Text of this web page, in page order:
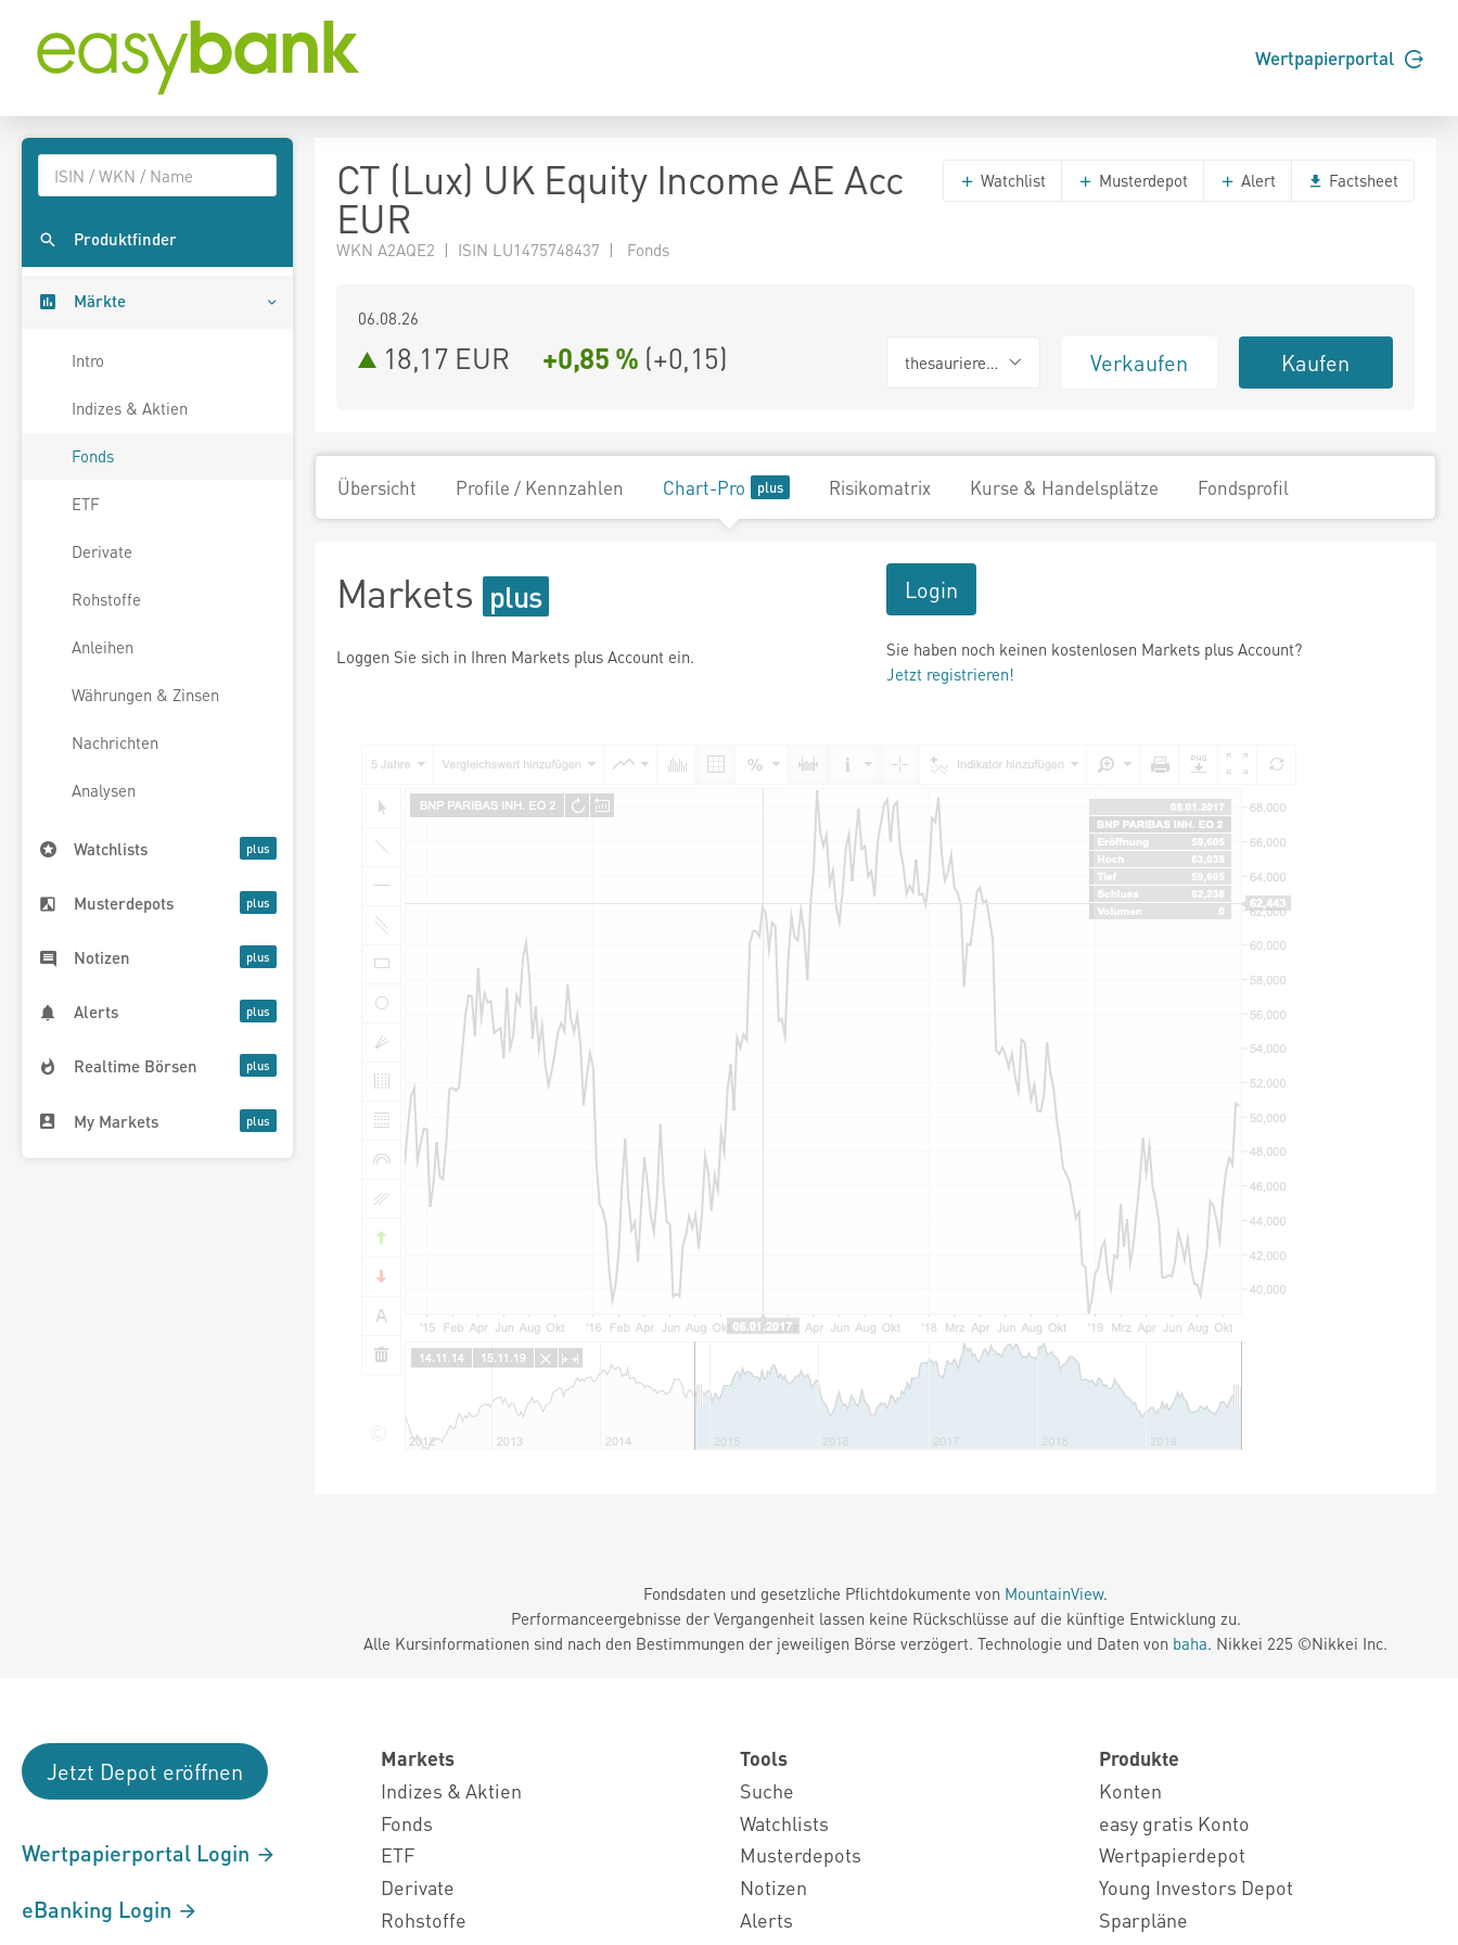
Wertpapierportal
Produktfinder
Märkte
Intro
Indizes & Aktien
Fonds
ETF
Derivate
Rohstoffe
Anleihen
Währungen & Zinsen
Nachrichten
Analysen
Watchlists
Musterdepots
Notizen
Alerts
Realtime Börsen
My Markets
CT (Lux) UK Equity Income AE Acc
EUR
WKN A2AQE2 | ISIN LU1475748437 | Fonds
Watchlist Musterdepot Alert Factsheet
06.08.26
18,17 EUR +0,85 % (+0,15) thesaurierend Verkaufen Kaufen
Übersicht Profile / Kennzahlen Chart-Pro Risikomatrix Kurse & Handelsplätze Fondsprofil
Markets
Loggen Sie sich in Ihren Markets plus Account ein.
Login
Sie haben noch keinen kostenlosen Markets plus Account?
Jetzt registrieren!
Fondsdaten und gesetzliche Pflichtdokumente von MountainView.
Performanceergebnisse der Vergangenheit lassen keine Rückschlüsse auf die künftige Entwicklung zu.
Alle Kursinformationen sind nach den Bestimmungen der jeweiligen Börse verzögert. Technologie und Daten von baha. Nikkei 225 ©Nikkei Inc.
Jetzt Depot eröffnen
Wertpapierportal Login
eBanking Login
Markets
Indizes & Aktien
Fonds
ETF
Derivate
Rohstoffe
Tools
Suche
Watchlists
Musterdepots
Notizen
Alerts
Produkte
Konten
easy gratis Konto
Wertpapierdepot
Young Investors Depot
Sparpläne